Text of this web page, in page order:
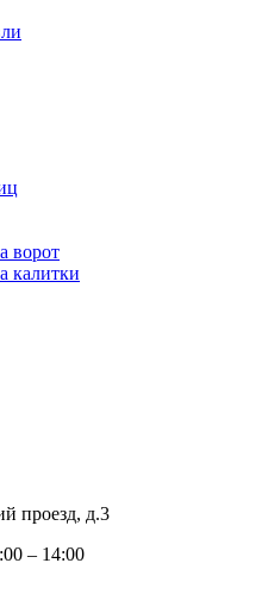
ворот
калитки
проезд, д.3
– 14:00